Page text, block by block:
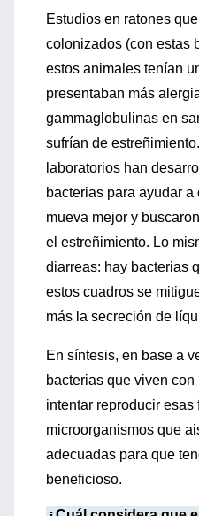
Estudios en ratones
colonizados (con estas
estos animales tenían
presentaban más
gammaglobulinas en
sufrían de
laboratorios han
bacterias para ayudar
mueva mejor y
el estreñimiento. Lo
diarreas: hay bacterias
estos cuadros se
más la secreción de
En síntesis, en base a
bacterias que viven
intentar reproducir esas
microorganismos que
adecuadas para que
beneficioso.